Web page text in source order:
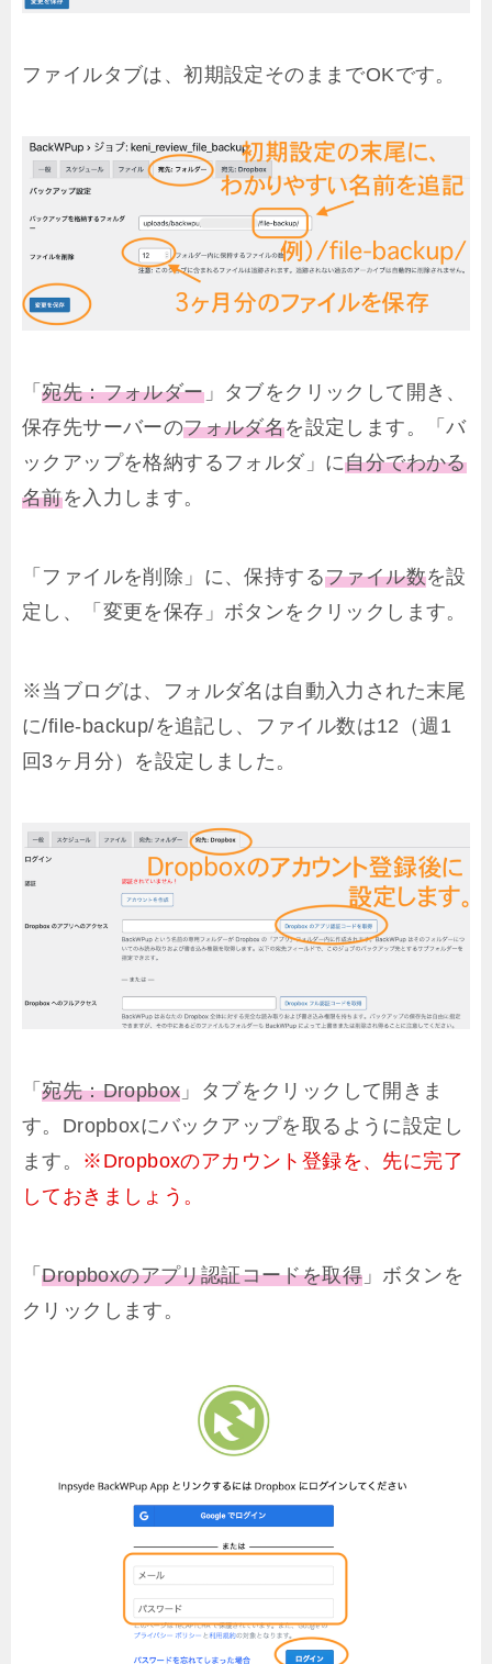
ファイルタブは、初期設定そのままでOKです。
「宛先：フォルダー」タブをクリックして開き、
保存先サーバーのフォルダ名を設定します。「バ
ックアップを格納するフォルダ」に自分でわかる
名前を入力します。
「ファイルを削除」に、保持するファイル数を設
定し、「変更を保存」ボタンをクリックします。
※当ブログは、フォルダ名は自動入力された末尾
に/file-backup/を追記し、ファイル数は12（週1
回3ヶ月分）を設定しました。
「宛先：Dropbox 」タブをクリックして開きま
す。Dropboxにバックアップを取るように設定し
ます。 ※Dropboxのアカウント登録を、先に完了
しておきましょう。
「Dropboxのアプリ認証コードを取得 」ボタンを
クリックします。